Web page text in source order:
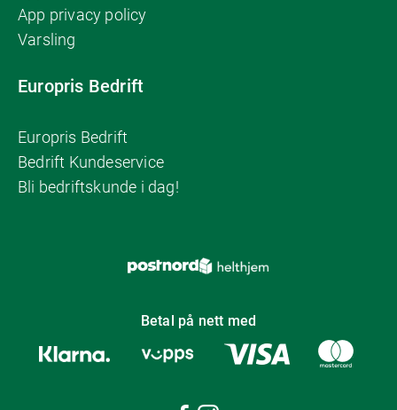
App privacy policy
Varsling
Europris Bedrift
Europris Bedrift
Bedrift Kundeservice
Bli bedriftskunde i dag!
Betal på nett med